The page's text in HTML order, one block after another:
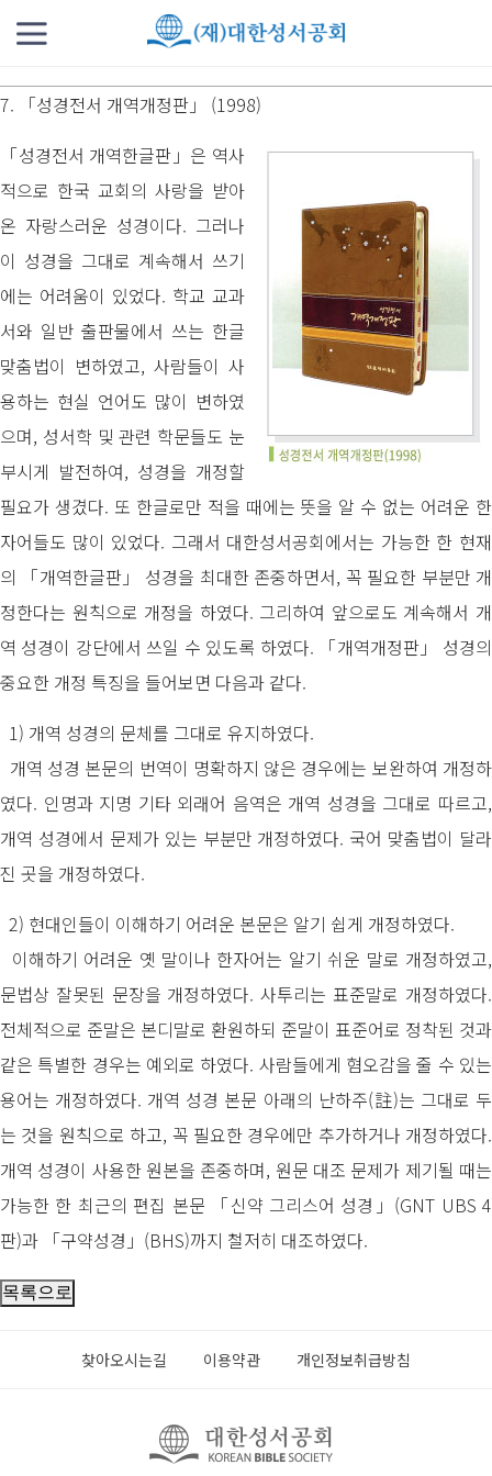
7. 「성경전서 개역개정판」 (1998)
「성경전서 개역한글판」은 역사
적으로 한국 교회의 사랑을 받아
온 자랑스러운 성경이다. 그러나
이 성경을 그대로 계속해서 쓰기
에는 어려움이 있었다. 학교 교과
서와 일반 출판물에서 쓰는 한글
맞춤법이 변하였고, 사람들이 사
용하는 현실 언어도 많이 변하였
으며, 성서학 및 관련 학문들도 눈
부시게 발전하여, 성경을 개정할
필요가 생겼다. 또 한글로만 적을 때에는 뜻을 알 수 없는 어려운 한
자어들도 많이 있었다. 그래서 대한성서공회에서는 가능한 한 현재
의 「개역한글판」 성경을 최대한 존중하면서, 꼭 필요한 부분만 개
정한다는 원칙으로 개정을 하였다. 그리하여 앞으로도 계속해서 개
역 성경이 강단에서 쓰일 수 있도록 하였다. 「개역개정판」 성경의
중요한 개정 특징을 들어보면 다음과 같다.
1) 개역 성경의 문체를 그대로 유지하였다.
개역 성경 본문의 번역이 명확하지 않은 경우에는 보완하여 개정하
였다. 인명과 지명 기타 외래어 음역은 개역 성경을 그대로 따르고,
개역 성경에서 문제가 있는 부분만 개정하였다. 국어 맞춤법이 달라
진 곳을 개정하였다.
2) 현대인들이 이해하기 어려운 본문은 알기 쉽게 개정하였다.
이해하기 어려운 옛 말이나 한자어는 알기 쉬운 말로 개정하였고,
문법상 잘못된 문장을 개정하였다. 사투리는 표준말로 개정하였다.
전체적으로 준말은 본디말로 환원하되 준말이 표준어로 정착된 것과
같은 특별한 경우는 예외로 하였다. 사람들에게 혐오감을 줄 수 있는
용어는 개정하였다. 개역 성경 본문 아래의 난하주(註)는 그대로 두
는 것을 원칙으로 하고, 꼭 필요한 경우에만 추가하거나 개정하였다.
개역 성경이 사용한 원본을 존중하며, 원문 대조 문제가 제기될 때는
가능한 한 최근의 편집 본문 「신약 그리스어 성경」(GNT UBS 4
판)과 「구약성경」(BHS)까지 철저히 대조하였다.
찾아오시는길 이용약관 개인정보취급방침